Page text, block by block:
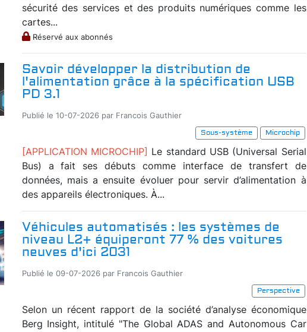
sécurité des services et des produits numériques comme les
cartes...
Réservé aux abonnés
Savoir développer la distribution de
l'alimentation grâce à la spécification USB
PD 3.1
Publié le 10-07-2026 par Francois Gauthier
Sous-système
Microchip
[APPLICATION MICROCHIP] Le standard USB (Universal Serial
Bus) a fait ses débuts comme interface de transfert de
données, mais a ensuite évoluer pour servir d’alimentation à
des appareils électroniques. À...
Véhicules automatisés : les systèmes de
niveau L2+ équiperont 77 % des voitures
neuves d'ici 2031
Publié le 09-07-2026 par Francois Gauthier
Perspective
Selon un récent rapport de la société d’analyse économique
Berg Insight, intitulé "The Global ADAS and Autonomous Car